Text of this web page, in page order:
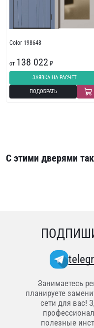
Color 198648
от 138 022 ₽
ЗАЯВКА НА РАСЧЕТ
ПОДОБРАТЬ
С этими дверями
Занимаетесь
планируете
сети для вас!
полезные